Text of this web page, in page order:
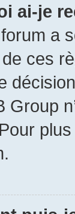
ai-je
a
ces
Group